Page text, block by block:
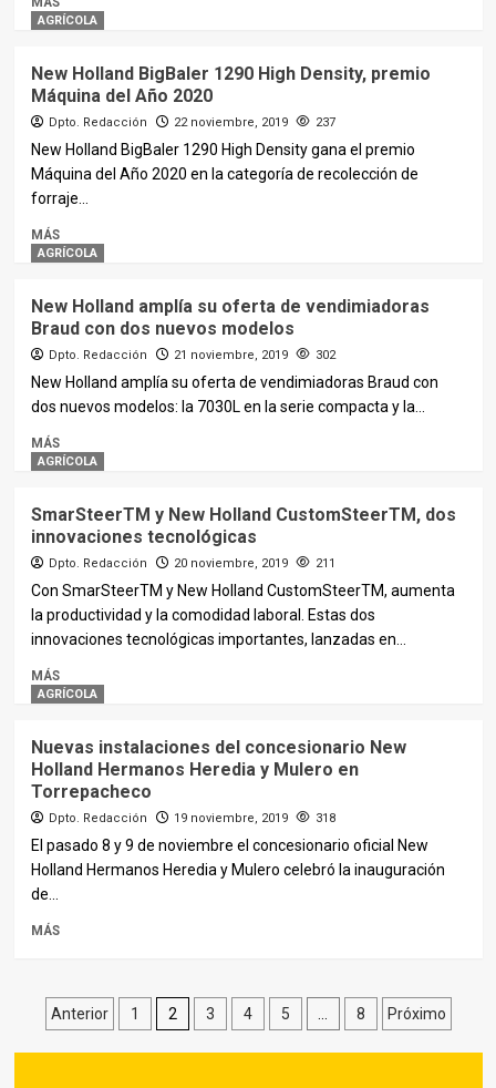
AGRÍCOLA
New Holland BigBaler 1290 High Density, premio
Máquina del Año 2020
Dpto. Redacción 22 noviembre, 2019 237
New Holland BigBaler 1290 High Density gana el premio
Máquina del Año 2020 en la categoría de recolección de
forraje...
MÁS
AGRÍCOLA
New Holland amplía su oferta de vendimiadoras
Braud con dos nuevos modelos
Dpto. Redacción 21 noviembre, 2019 302
New Holland amplía su oferta de vendimiadoras Braud con
dos nuevos modelos: la 7030L en la serie compacta y la...
MÁS
AGRÍCOLA
SmarSteerTM y New Holland CustomSteerTM, dos
innovaciones tecnológicas
Dpto. Redacción 20 noviembre, 2019 211
Con SmarSteerTM y New Holland CustomSteerTM, aumenta
la productividad y la comodidad laboral. Estas dos
innovaciones tecnológicas importantes, lanzadas en...
MÁS
AGRÍCOLA
Nuevas instalaciones del concesionario New
Holland Hermanos Heredia y Mulero en
Torrepacheco
Dpto. Redacción 19 noviembre, 2019 318
El pasado 8 y 9 de noviembre el concesionario oficial New
Holland Hermanos Heredia y Mulero celebró la inauguración
de...
MÁS
Paginación
de
Anterior 1 2 3 4 5 … 8 Próximo